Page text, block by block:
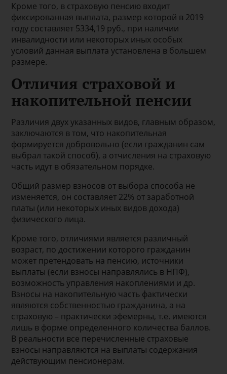
Кроме того, в страховую пенсию входит
фиксированная выплата, размер которой в 2019
году составляет 5334,19 руб., при наличии
инвалидности или некоторых иных особых
условий данная выплата установлена в большем
размере.
Отличия страховой и
накопительной пенсии
Различия двух указанных видов, главным образом,
заключаются в том, что накопительная
формируется добровольно (если гражданин сам
выбрал такой способ), а отчисления на страховую
часть идут в обязательном порядке.
Общий размер взносов от выбора способа не
изменяется, он составляет 22% от заработной
платы (или некоторых иных видов дохода)
физического лица.
Кроме того, отличиями является различный
возраст, по достижении которого гражданин
может претендовать на пенсию, источники
выплаты (если взносы направлялись в НПФ),
возможность управления накоплениями и др.
Взносы на накопительную часть фактически
являются собственностью гражданина, а на
страховую – практически эфемерны, т.е. имеются
лишь в форме определенного количества баллов.
В реальности все перечисленные страховые
взносы направляются на выплаты содержания
действующим пенсионерам.